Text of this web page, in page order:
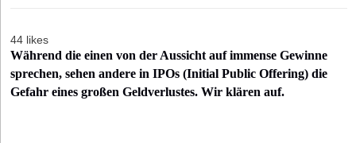
44 likes
Während die einen von der Aussicht auf immense Gewinne
sprechen, sehen andere in IPOs (Initial Public Offering) die
Gefahr eines großen Geldverlustes. Wir klären auf.